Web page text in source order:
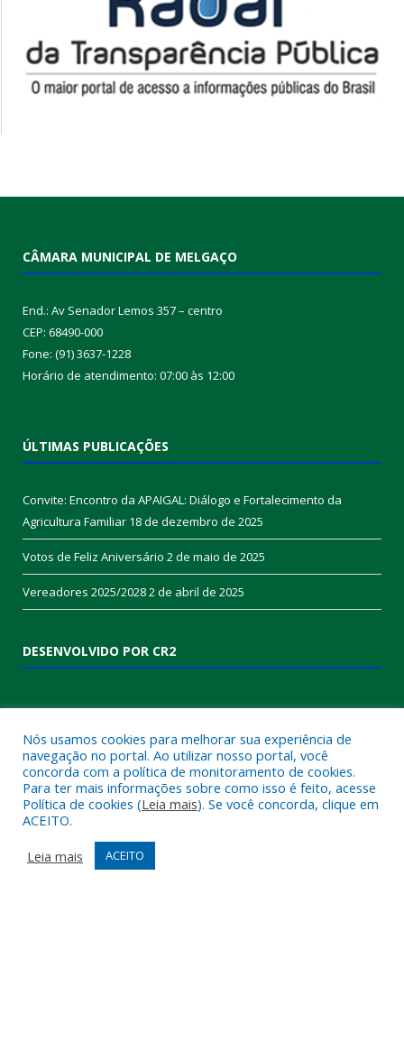
CÂMARA MUNICIPAL DE MELGAÇO
End.: Av Senador Lemos 357 – centro
CEP: 68490-000
Fone: (91) 3637-1228
Horário de atendimento: 07:00 às 12:00
ÚLTIMAS PUBLICAÇÕES
Convite: Encontro da APAIGAL: Diálogo e Fortalecimento da
Agricultura Familiar 18 de dezembro de 2025
Votos de Feliz Aniversário 2 de maio de 2025
Vereadores 2025/20282 de abril de 2025
DESENVOLVIDO POR CR2
Muito mais que
Realizamos umaassessoria
contrato que todas as exigências das
Nós usamos cookies para melhorar sua experiência de
navegação no portal. Ao utilizar nosso portal, você
concorda com a política de monitoramento de cookies.
Para ter mais informações sobre como isso é feito, acesse
Política de cookies (Leia mais). Se você concorda, clique em
ACEITO.
Leia mais
ACEITO